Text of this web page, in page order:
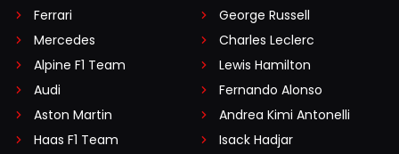
Ferrari
Mercedes
Alpine F1 Team
Audi
Aston Martin
Haas F1 Team
George Russell
Charles Leclerc
Lewis Hamilton
Fernando Alonso
Andrea Kimi Antonelli
Isack Hadjar